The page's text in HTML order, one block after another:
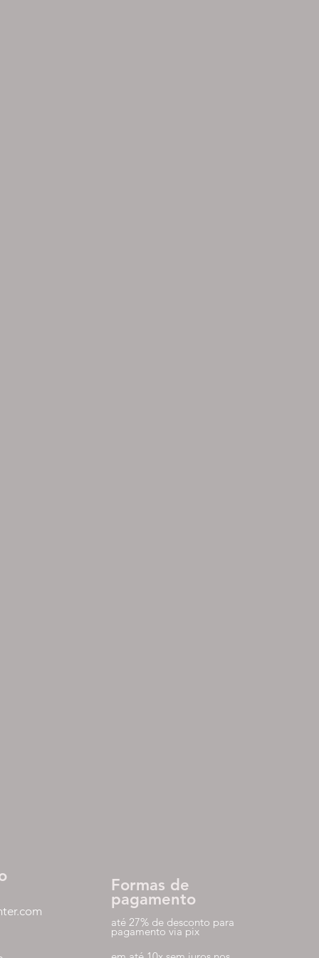
Formas de
pagamento
até 27% de desconto para
pagamento via pix